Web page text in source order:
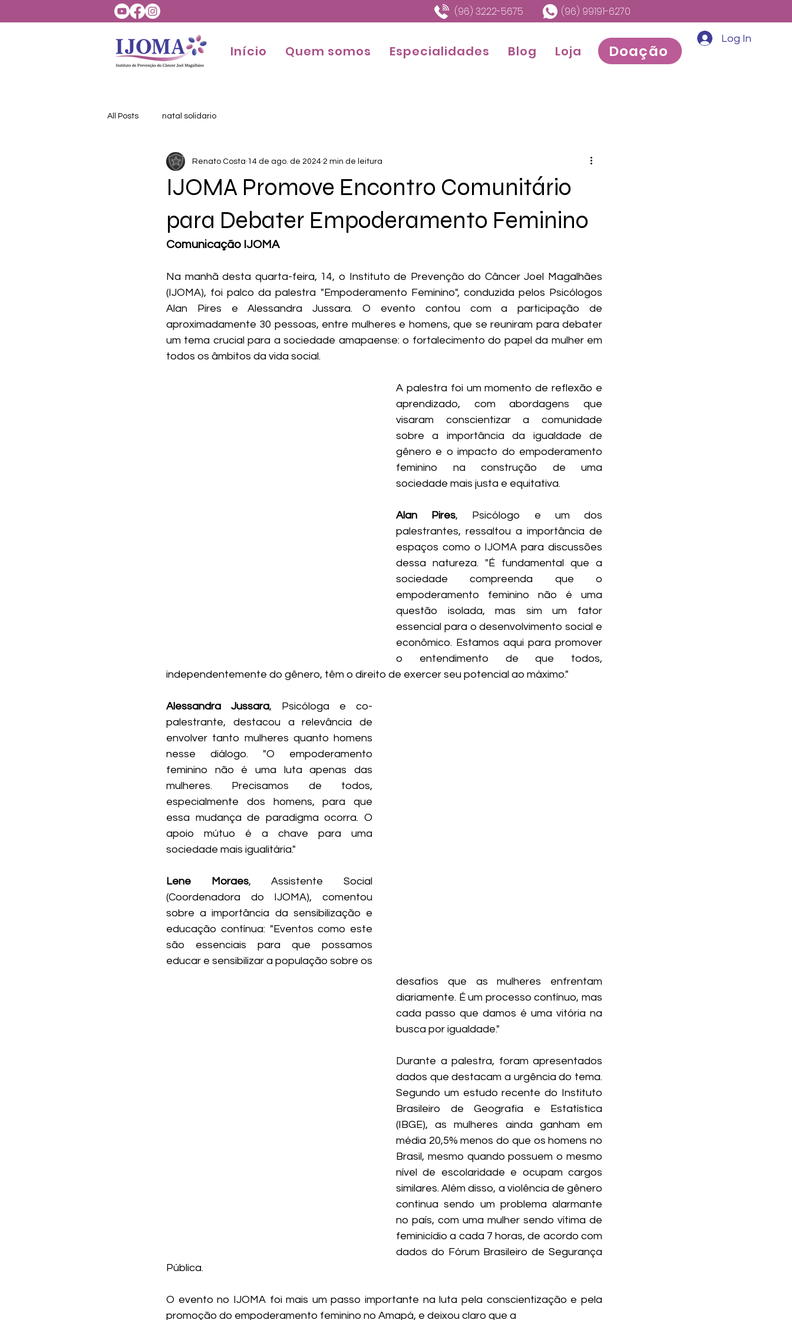
(96) 3222-5675 (96) 99191-6270
Início Quem somos Especialidades Blog Loja Doação
Log In
All Posts natal solidario
IJOMA Promove Encontro Comunitário
para Debater Empoderamento Feminino
Renato Costa 14 de ago. de 2024 2 min de leitura
Comunicação IJOMA
Na manhã desta quarta-feira, 14, o Instituto de Prevenção do Câncer Joel Magalhães
(IJOMA), foi palco da palestra "Empoderamento Feminino", conduzida pelos Psicólogos
Alan Pires e Alessandra Jussara. O evento contou com a participação de
aproximadamente 30 pessoas, entre mulheres e homens, que se reuniram para debater
um tema crucial para a sociedade amapaense: o fortalecimento do papel da mulher em
todos os âmbitos da vida social.
A palestra foi um momento de reflexão e
aprendizado, com abordagens que
visaram conscientizar a comunidade
sobre a importância da igualdade de
gênero e o impacto do empoderamento
feminino na construção de uma
sociedade mais justa e equitativa.
Alan Pires, Psicólogo e um dos
palestrantes, ressaltou a importância de
espaços como o IJOMA para discussões
dessa natureza. "É fundamental que a
sociedade compreenda que o
empoderamento feminino não é uma
questão isolada, mas sim um fator
essencial para o desenvolvimento social e
econômico. Estamos aqui para promover
o entendimento de que todos,
independentemente do gênero, têm o direito de exercer seu potencial ao máximo."
Alessandra Jussara, Psicóloga e co-
palestrante, destacou a relevância de
envolver tanto mulheres quanto homens
nesse diálogo. "O empoderamento
feminino não é uma luta apenas das
mulheres. Precisamos de todos,
especialmente dos homens, para que
essa mudança de paradigma ocorra. O
apoio mútuo é a chave para uma
sociedade mais igualitária."
Lene Moraes, Assistente Social
(Coordenadora do IJOMA), comentou
sobre a importância da sensibilização e
educação contínua: "Eventos como este
são essenciais para que possamos
educar e sensibilizar a população sobre os
desafios que as mulheres enfrentam
diariamente. É um processo contínuo, mas
cada passo que damos é uma vitória na
busca por igualdade."
Durante a palestra, foram apresentados
dados que destacam a urgência do tema.
Segundo um estudo recente do Instituto
Brasileiro de Geografia e Estatística
(IBGE), as mulheres ainda ganham em
média 20,5% menos do que os homens no
Brasil, mesmo quando possuem o mesmo
nível de escolaridade e ocupam cargos
similares. Além disso, a violência de gênero
continua sendo um problema alarmante
no país, com uma mulher sendo vítima de
feminicídio a cada 7 horas, de acordo com
dados do Fórum Brasileiro de Segurança
Pública.
O evento no IJOMA foi mais um passo importante na luta pela conscientização e pela
promoção do empoderamento feminino no Amapá, e deixou claro que a